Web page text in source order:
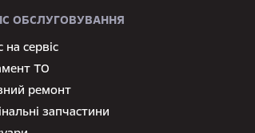
ОБСЛУГОВУВАННЯ
на сервіс
ТО
ремонт
запчастини